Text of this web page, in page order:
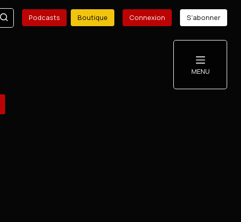
Podcasts Boutique Connexion S'abonner
MENU